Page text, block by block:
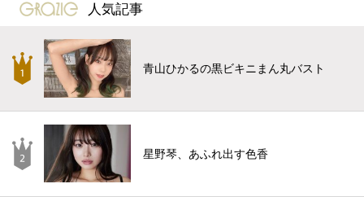
gravure-grazie
人気記事
青山ひかるの黒ビキニまん丸バスト
星野琴、あふれ出す色香